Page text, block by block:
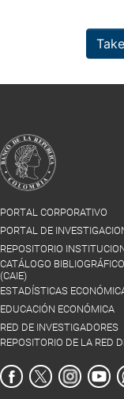
PORTAL CORPORATIVO
PORTAL DE
REPOSITORIO
CATÁLOGO
(CAIE)
ESTADÍSTICAS
EDUCACIÓN ECONÓMICA
RED DE INVESTIGADORES
REPOSITORIO DE LA RED